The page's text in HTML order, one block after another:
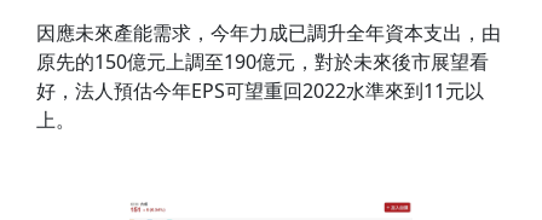
因應未來產能需求，今年力成已調升全年資本支出，由
原先的150億元上調至190億元，對於未來後市展望看
好，法人預估今年EPS可望重回2022水準來到11元以
上。